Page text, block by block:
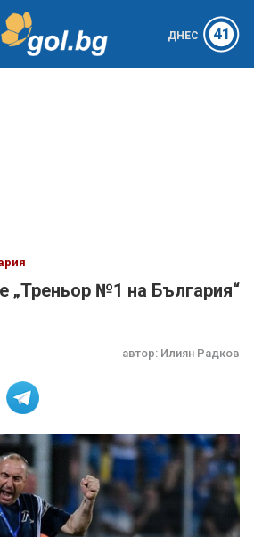
ДНЕС 41
„Треньор №1 на България“
автор: Илиян Радков